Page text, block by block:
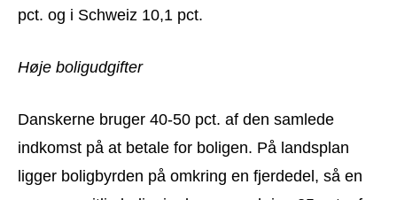
pct. og i Schweiz 10,1 pct.
Høje boligudgifter
Danskerne bruger 40-50 pct. af den samlede
indkomst på at betale for boligen. På landsplan
ligger boligbyrden på omkring en fjerdedel, så en